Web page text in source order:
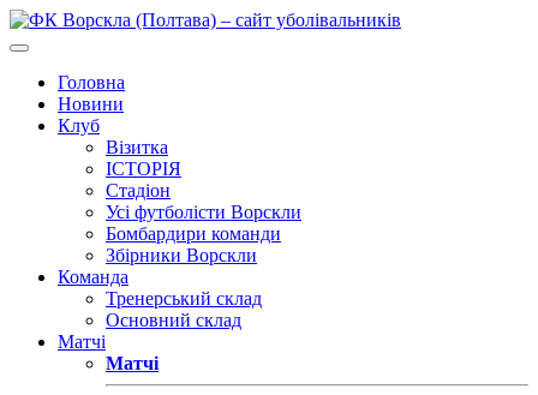
Головна
Новини
Клуб
Візитка
ІСТОРІЯ
Стадіон
Усі футболісти Ворскли
Бомбардири команди
Збірники Ворскли
Команда
Тренерський склад
Основний склад
Матчі
Матчі